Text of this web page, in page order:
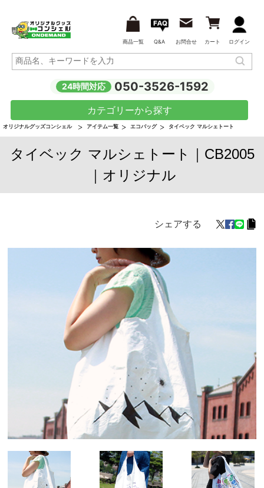
商品一覧 Q&A お問合せ カート ログイン
24時間対応 050-3526-1592
カテゴリーから探す
オリジナルグッズコンシェル アイテム一覧 エコバッグ タイベック マルシェトート
タイベック マルシェトート｜CB2005
｜オリジナル
シェアする